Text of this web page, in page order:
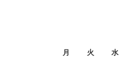
月
火 水